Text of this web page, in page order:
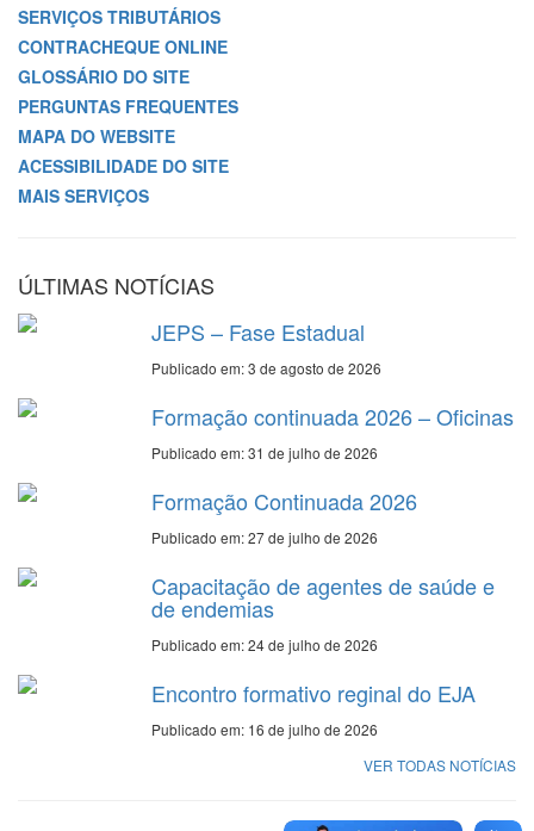
SERVIÇOS TRIBUTÁRIOS
CONTRACHEQUE ONLINE
GLOSSÁRIO DO SITE
PERGUNTAS FREQUENTES
MAPA DO WEBSITE
ACESSIBILIDADE DO SITE
MAIS SERVIÇOS
ÚLTIMAS NOTÍCIAS
JEPS – Fase Estadual
Publicado em: 3 de agosto de 2026
Formação continuada 2026 – Oficinas
Publicado em: 31 de julho de 2026
Formação Continuada 2026
Publicado em: 27 de julho de 2026
Capacitação de agentes de saúde e
de endemias
Publicado em: 24 de julho de 2026
Encontro formativo reginal do EJA
Publicado em: 16 de julho de 2026
VER TODAS NOTÍCIAS